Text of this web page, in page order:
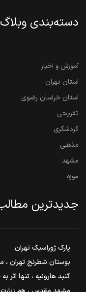
دسته‌بندی وبلاگ
آموزش و اخبار
استان تهران
استان خراسان رضوی
تفریحی
گردشگری
مذهبی
مشهد
موزه
جدیدترین
پارک ژوراسیک تهران
بوستان شطرنج تهران ،
گنبد هارونیه ، تنها اثر